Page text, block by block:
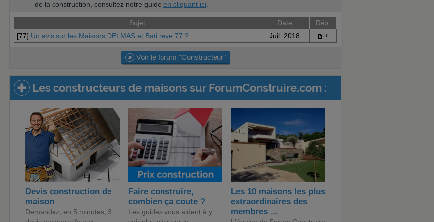
de la construction, consultez notre guide en cliquant ici
Sujet Date
Rép.
[77] Un avis sur les Maisons DELMAS et Bati reve 77 ? Juil. 2018 26
Voir le forum "Constructeur"
Les constructeurs de maisons sur ForumConstruire.com :
Devis construction de
maison
Demandez, en 5 minutes, 3
Faire construire,
combien ça coute ?
Les guides vous aident à y
Les 10 maisons les plus
extraordinaires des
membres ...